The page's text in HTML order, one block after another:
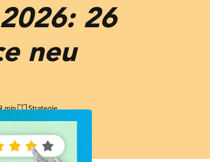
26
neu
min Strategie